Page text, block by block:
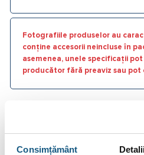
Consimțământ
Fotografiile produselor au
conține accesorii neincluse în
asemenea, unele specificații
producător fără preaviz sau pot
DESCRIERE